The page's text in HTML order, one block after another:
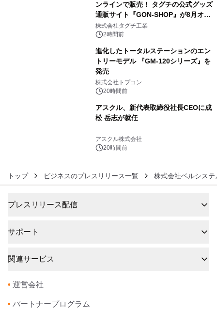
ンラインで販売！ タグチの公式グッズ
通販サイト『GON-SHOP』が8月オー
プン
株式会社タグチ工業
2時間前
進化したトータルステーションのエン
トリーモデル 『GM-120シリーズ』を
発売
株式会社トプコン
20時間前
アスクル、新代表取締役社長CEOに成
松 岳志が就任
アスクル株式会社
20時間前
トップ ビジネスのプレスリリース一覧 株式会社ベルシス
プレスリリース配信
サポート
関連サービス
• 運営会社
• パートナープログラム